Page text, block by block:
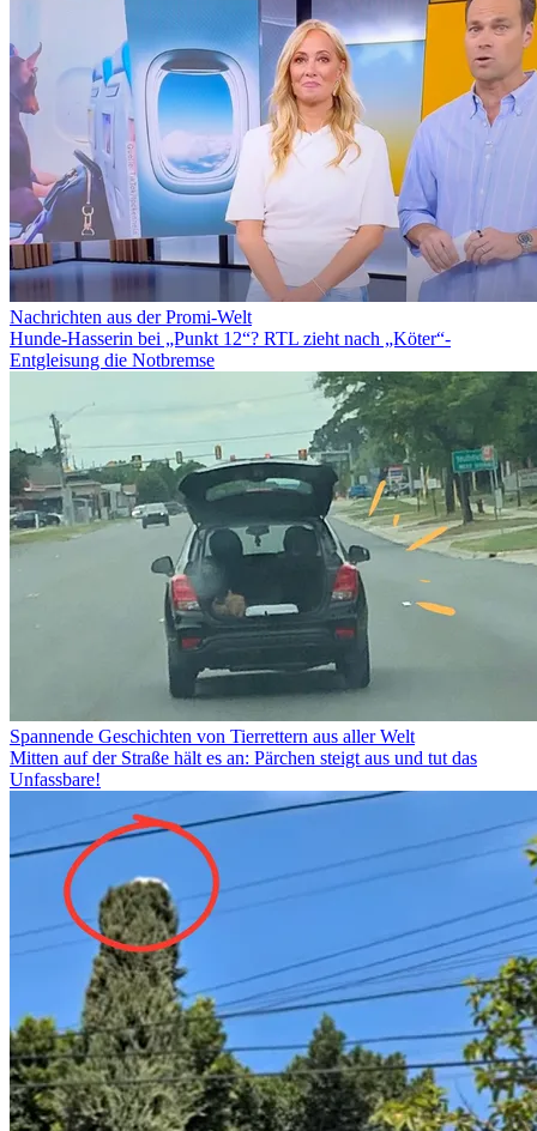
Nachrichten aus der Promi-Welt
Hunde-Hasserin bei „Punkt 12“? RTL zieht nach „Köter“-
Entgleisung die Notbremse
Spannende Geschichten von Tierrettern aus aller Welt
Mitten auf der Straße hält es an: Pärchen steigt aus und tut das
Unfassbare!